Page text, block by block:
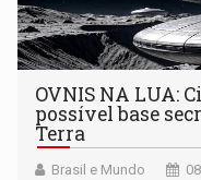
OVNIS NA LUA:
possível base
Terra
Brasil e Mundo